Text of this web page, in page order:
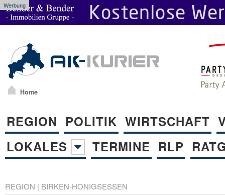
Werbung
Home
REGION POLITIK WIRTSCHAFT
LOKALES
TERMINE RLP
REGION | BIRKEN-HONIGSESSEN